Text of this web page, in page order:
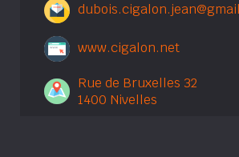
www.cigalon.net
Rue de Bruxelles 32
1400 Nivelles